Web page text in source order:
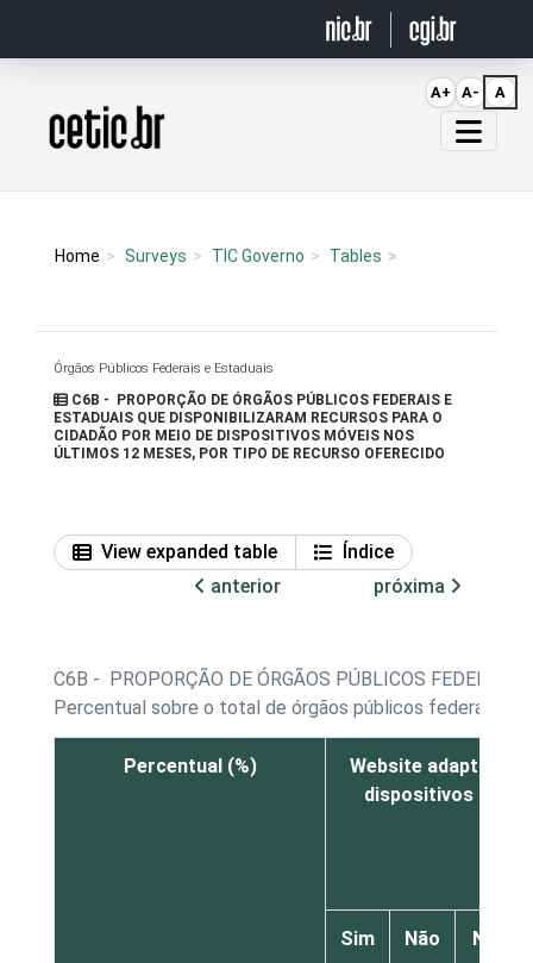
Página inicial
Home Surveys TIC Governo Tables
Órgãos Públicos Federais e Estaduais
C6B - PROPORÇÃO DE ÓRGÃOS PÚBLICOS FEDERAIS E
ESTADUAIS QUE DISPONIBILIZARAM RECURSOS PARA O
CIDADÃO POR MEIO DE DISPOSITIVOS MÓVEIS NOS
ÚLTIMOS 12 MESES, POR TIPO DE RECURSO OFERECIDO
View expanded table
Índice
anterior
próxima
C6B - PROPORÇÃO DE ÓRGÃOS PÚBLICOS
Percentual sobre o total de órgãos públicos federais e
Percentual (%)
Website adaptado
dispositivos
Sim Não
Não
A+ A- A